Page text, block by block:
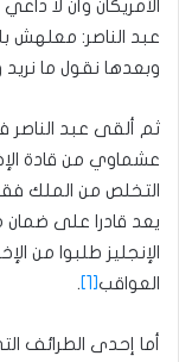
الأمريكان وأن لا
عبد الناصر: معلهش
وبعدها نقول ما نريد
ثم ألقى عبد الناصر
عشماوي من قادة
التخلص من الملك
يعد قادرا على
الإنجليز طلبوا من
العواقب[1]
.
أما إحدى الطرائف